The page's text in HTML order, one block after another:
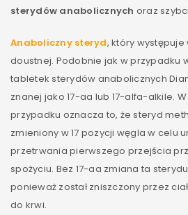
sterydów anabolicznych oraz
Anaboliczny steryd, który
doustnej. Podobnie jak w przypadku
tabletek sterydów anabolicznych
znanej jako 17-aa lub 17-alfa-alkile.
przypadku oznacza to, że steryd
zmieniony w 17 pozycji węgla w celu
przetrwania pierwszego przejścia
spożyciu. Bez 17-aa zmiana ta
ponieważ został zniszczony przez
do krwi.